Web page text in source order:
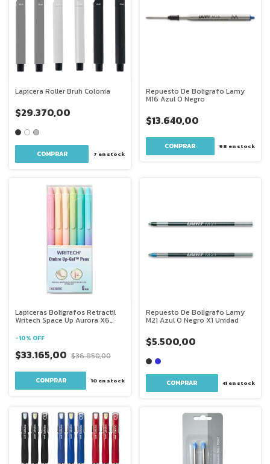
Lapicera Roller Bruh Colonia
$29.370,00
COMPRAR 7 en stock
Repuesto De Boligrafo Lamy
M16 Azul O Negro
$13.640,00
98 en stock
Lapiceras Boligrafos Retractil
Writech Space Up Aurora X6
-10% OFF
$33.165,00 $36.850,00
10en stock
Repuesto De BolÌgrafo Lamy
M21 Azul O Negro X1 Unidad
$5.500,00
COMPRAR 41 en stock